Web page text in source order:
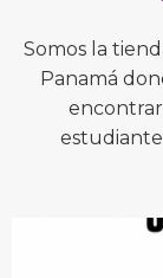
Somos la
Panamá